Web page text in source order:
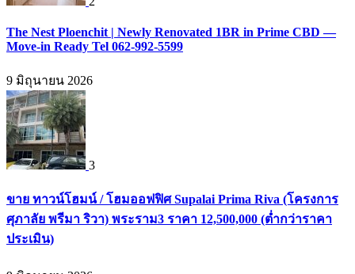
The Nest Ploenchit | Newly Renovated 1BR in Prime CBD —
Move-in Ready Tel 062-992-5599
9 มิถุนายน 2026
3
ขาย ทาวน์โฮมน์ / โฮมออฟฟิศ Supalai Prima Riva (โครงการ
ศุภาลัย พรีมา ริวา) พระราม3 ราคา 12,500,000 (ต่ำกว่าราคา
ประเมิน)